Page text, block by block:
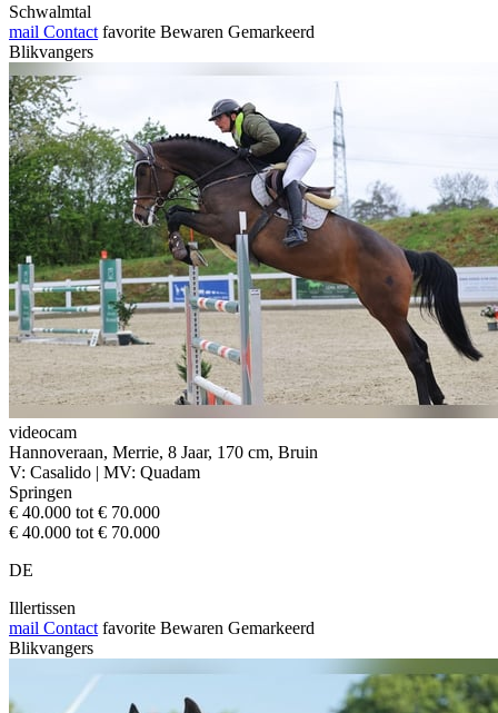
Schwalmtal
mail Contact favorite Bewaren Gemarkeerd
Blikvangers
videocam
Hannoveraan, Merrie, 8 Jaar, 170 cm, Bruin
V: Casalido | MV: Quadam
Springen
€ 40.000 tot € 70.000
€ 40.000 tot € 70.000
DE
Illertissen
mail Contact favorite Bewaren Gemarkeerd
Blikvangers